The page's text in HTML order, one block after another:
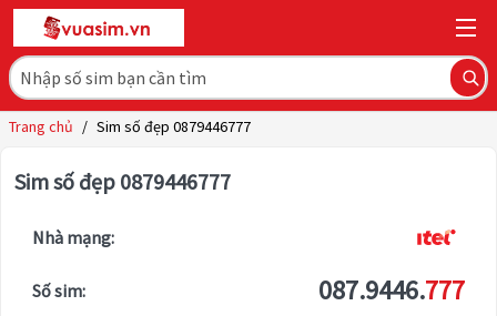
Trang chủ / Sim số đẹp 0879446777
Sim số đẹp 0879446777
Nhà mạng:
Số sim: 087.9446.777